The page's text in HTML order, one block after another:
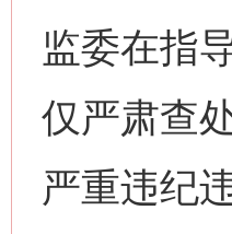
监委在指
仅严肃查
严重违纪